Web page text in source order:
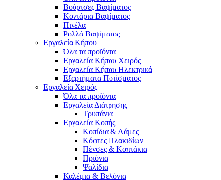
Βούρτσες Βαψίματος
Κοντάρια Βαψίματος
Πινέλα
Ρολλά Βαψίματος
Εργαλεία Κήπου
Όλα τα προϊόντα
Εργαλεία Κήπου Χειρός
Εργαλεία Κήπου Ηλεκτρικά
Εξαρτήματα Ποτίσματος
Εργαλεία Χειρός
Όλα τα προϊόντα
Εργαλεία Διάτρησης
Τρυπάνια
Εργαλεία Κοπής
Κοπίδια & Λάμες
Κόφτες Πλακιδίων
Πένσες & Κοπτάκια
Πριόνια
Ψαλίδια
Καλέμια & Βελόνια